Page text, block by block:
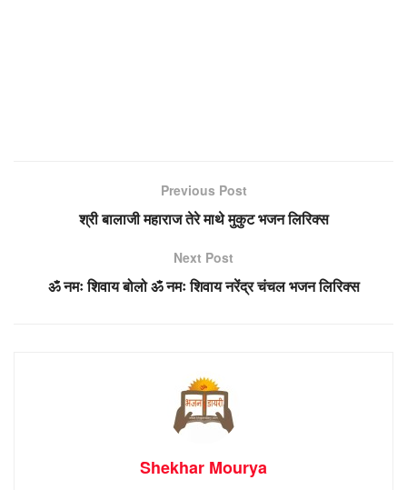
Previous Post
श्री बालाजी महाराज तेरे माथे मुकुट भजन लिरिक्स
Next Post
ॐ नमः शिवाय बोलो ॐ नमः शिवाय नरेंद्र चंचल भजन लिरिक्स
Shekhar Mourya